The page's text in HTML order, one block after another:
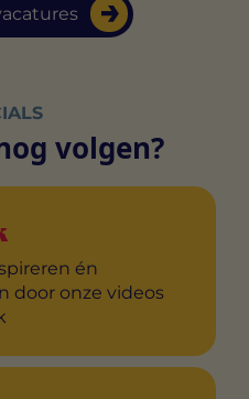
volgen?
én
door onze videos